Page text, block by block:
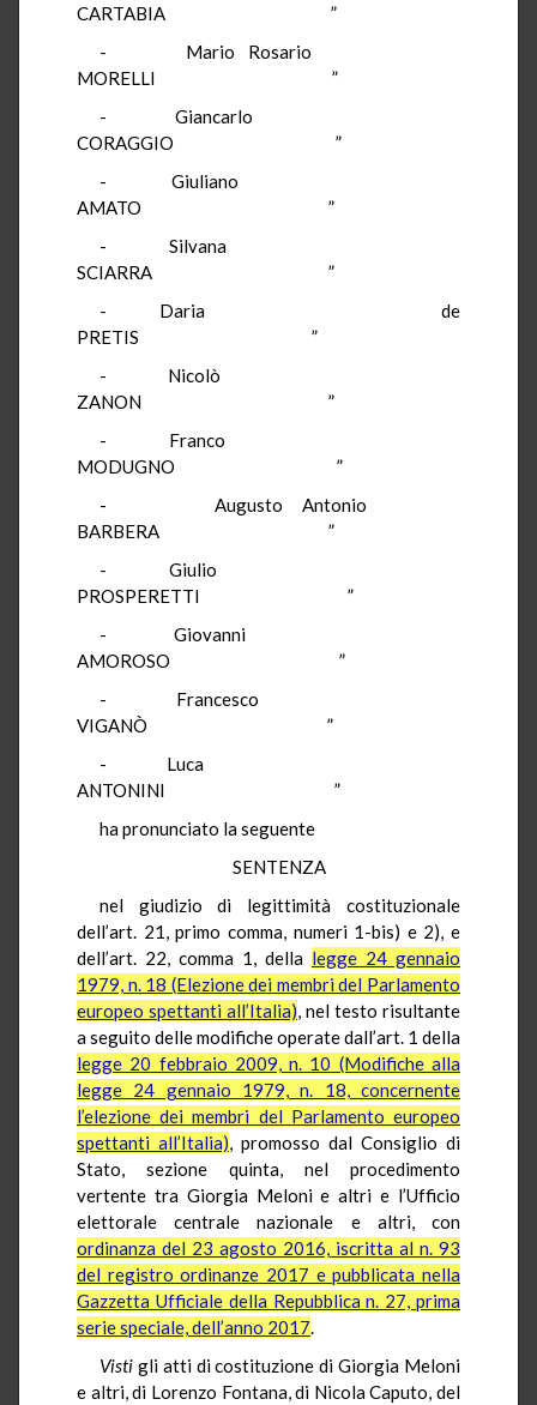
CARTABIA
”
-
Mario Rosario
MORELLI
”
-
Giancarlo
CORAGGIO
”
-
Giuliano
AMATO
”
-
Silvana
SCIARRA
”
-
Daria
de
PRETIS
”
-
Nicolò
ZANON
”
-
Franco
MODUGNO
”
-
Augusto Antonio
BARBERA
”
-
Giulio
PROSPERETTI
”
-
Giovanni
AMOROSO
”
-
Francesco
VIGANÒ
”
-
Luca
ANTONINI
”
ha pronunciato la seguente
SENTENZA
nel giudizio di legittimità costituzionale
dell’art. 21, primo comma, numeri 1-bis) e 2), e
dell’art. 22, comma 1, della legge 24 gennaio
1979, n. 18 (Elezione dei membri del Parlamento
europeo spettanti all’Italia), nel testo risultante
a seguito delle modifiche operate dall’art. 1 della
legge 20 febbraio 2009, n. 10 (Modifiche alla
legge 24 gennaio 1979, n. 18, concernente
l’elezione dei membri del Parlamento europeo
spettanti all’Italia), promosso dal Consiglio di
Stato, sezione quinta, nel procedimento
vertente tra Giorgia Meloni e altri e l’Ufficio
elettorale centrale nazionale e altri, con
ordinanza del 23 agosto 2016, iscritta al n. 93
del registro ordinanze 2017 e pubblicata nella
Gazzetta Ufficiale della Repubblica n. 27, prima
serie speciale, dell’anno 2017.
Vistigli atti di costituzione di Giorgia Meloni
e altri, di Lorenzo Fontana, di Nicola Caputo, del